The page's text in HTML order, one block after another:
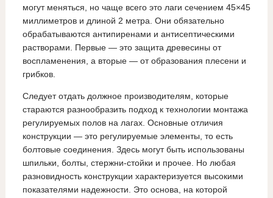
могут меняться, но чаще всего это лаги сечением 45×45
миллиметров и длиной 2 метра. Они обязательно
обрабатываются антипиренами и антисептическими
растворами. Первые — это защита древесины от
воспламенения, а вторые — от образования плесени и
грибков.
Следует отдать должное производителям, которые
стараются разнообразить подход к технологии монтажа
регулируемых полов на лагах. Основные отличия
конструкции — это регулируемые элементы, то есть
болтовые соединения. Здесь могут быть использованы
шпильки, болты, стержни-стойки и прочее. Но любая
разновидность конструкции характеризуется высокими
показателями надежности. Это основа, на которой